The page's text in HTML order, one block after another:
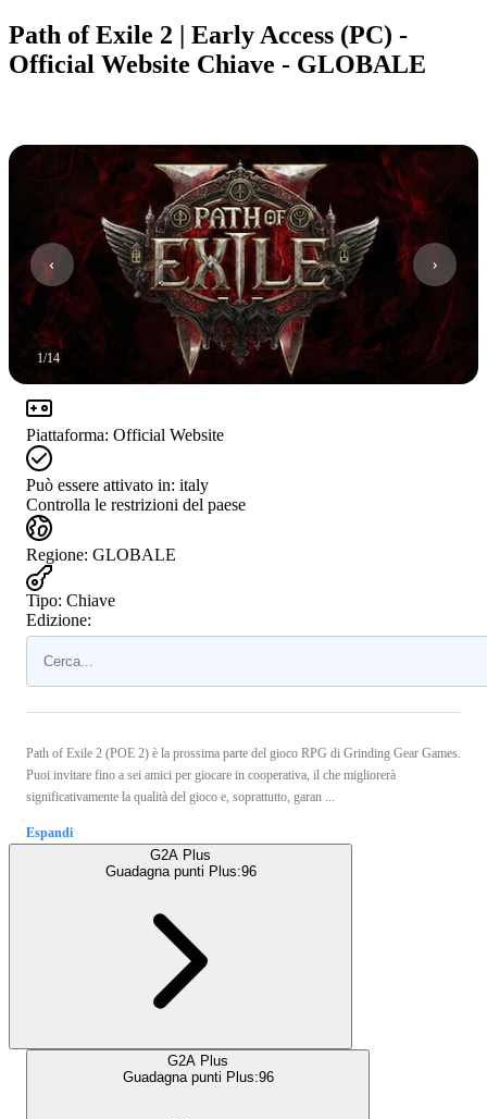
Path of Exile 2 | Early Access (PC) -
Official Website Chiave - GLOBALE
1/14
Piattaforma: Official Website
Può essere attivato in: italy
Controlla le restrizioni del paese
Regione: GLOBALE
Tipo: Chiave
Edizione:
Path of Exile 2 (POE 2) è la prossima parte del gioco RPG di Grinding Gear Games.
Puoi invitare fino a sei amici per giocare in cooperativa, il che migliorerà
significativamente la qualità del gioco e, soprattutto, garan ...
Espandi
G2A Plus
Guadagna punti Plus:96
G2A Plus
Guadagna punti Plus:96